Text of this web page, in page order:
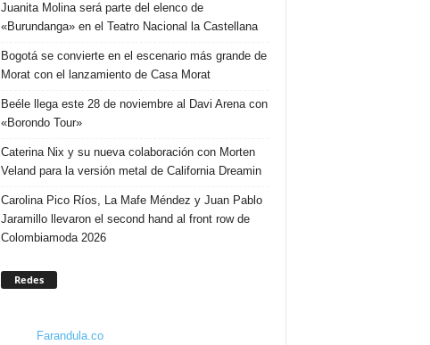
Juanita Molina será parte del elenco de
«Burundanga» en el Teatro Nacional la Castellana
Bogotá se convierte en el escenario más grande de
Morat con el lanzamiento de Casa Morat
Beéle llega este 28 de noviembre al Davi Arena con
«Borondo Tour»
Caterina Nix y su nueva colaboración con Morten
Veland para la versión metal de California Dreamin
Carolina Pico Ríos, La Mafe Méndez y Juan Pablo
Jaramillo llevaron el second hand al front row de
Colombiamoda 2026
Redes
Farandula.co